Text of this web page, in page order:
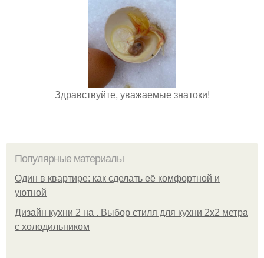
Здравствуйте, уважаемые знатоки!
Популярные материалы
Один в квартире: как сделать её комфортной и
уютной
Дизайн кухни 2 на . Выбор стиля для кухни 2х2 метра
с холодильником